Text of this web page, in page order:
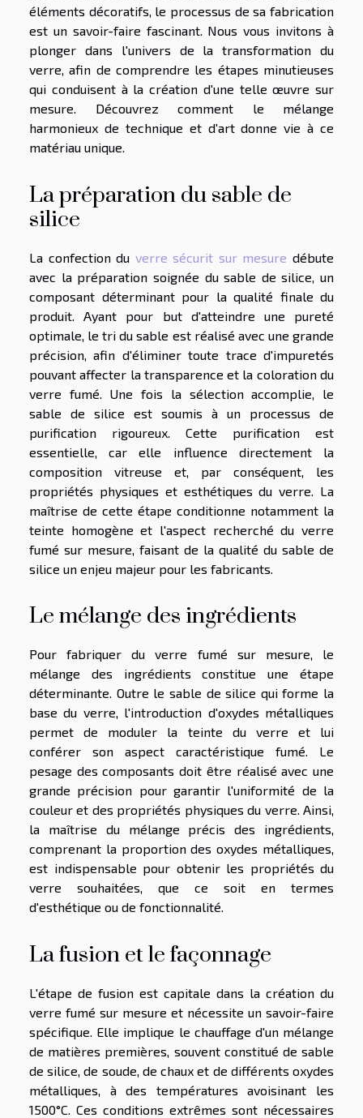
éléments décoratifs, le processus de sa fabrication
est un savoir-faire fascinant. Nous vous invitons à
plonger dans l'univers de la transformation du
verre, afin de comprendre les étapes minutieuses
qui conduisent à la création d'une telle œuvre sur
mesure. Découvrez comment le mélange
harmonieux de technique et d'art donne vie à ce
matériau unique.
La préparation du sable de
silice
La confection du verre sécurit sur mesure débute
avec la préparation soignée du sable de silice, un
composant déterminant pour la qualité finale du
produit. Ayant pour but d'atteindre une pureté
optimale, le tri du sable est réalisé avec une grande
précision, afin d'éliminer toute trace d'impuretés
pouvant affecter la transparence et la coloration du
verre fumé. Une fois la sélection accomplie, le
sable de silice est soumis à un processus de
purification rigoureux. Cette purification est
essentielle, car elle influence directement la
composition vitreuse et, par conséquent, les
propriétés physiques et esthétiques du verre. La
maîtrise de cette étape conditionne notamment la
teinte homogène et l'aspect recherché du verre
fumé sur mesure, faisant de la qualité du sable de
silice un enjeu majeur pour les fabricants.
Le mélange des ingrédients
Pour fabriquer du verre fumé sur mesure, le
mélange des ingrédients constitue une étape
déterminante. Outre le sable de silice qui forme la
base du verre, l'introduction d'oxydes métalliques
permet de moduler la teinte du verre et lui
conférer son aspect caractéristique fumé. Le
pesage des composants doit être réalisé avec une
grande précision pour garantir l'uniformité de la
couleur et des propriétés physiques du verre. Ainsi,
la maîtrise du mélange précis des ingrédients,
comprenant la proportion des oxydes métalliques,
est indispensable pour obtenir les propriétés du
verre souhaitées, que ce soit en termes
d'esthétique ou de fonctionnalité.
La fusion et le façonnage
L'étape de fusion est capitale dans la création du
verre fumé sur mesure et nécessite un savoir-faire
spécifique. Elle implique le chauffage d'un mélange
de matières premières, souvent constitué de sable
de silice, de soude, de chaux et de différents oxydes
métalliques, à des températures avoisinant les
1500°C. Ces conditions extrêmes sont nécessaires